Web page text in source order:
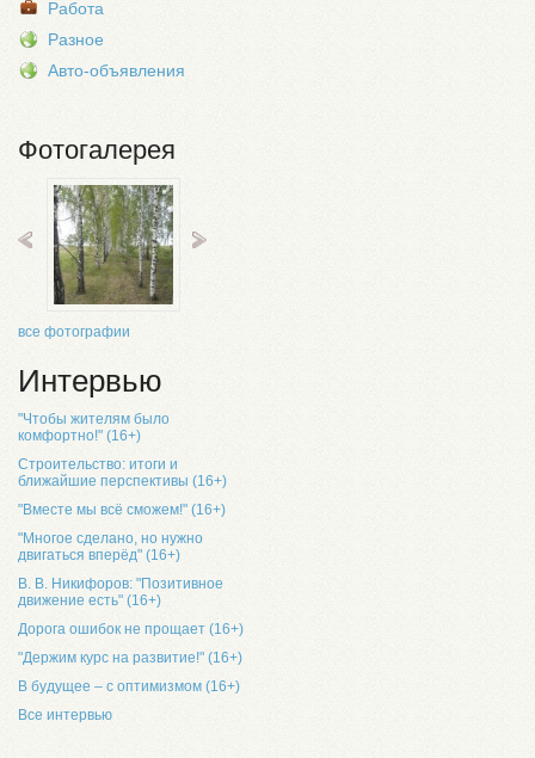
Работа
Разное
Авто-объявления
Фотогалерея
все фотографии
Интервью
"Чтобы жителям было
комфортно!" (16+)
Строительство: итоги и
ближайшие перспективы (16+)
"Вместе мы всё сможем!" (16+)
"Многое сделано, но нужно
двигаться вперёд" (16+)
В. В. Никифоров: "Позитивное
движение есть" (16+)
Дорога ошибок не прощает (16+)
"Держим курс на развитие!" (16+)
В будущее – с оптимизмом (16+)
Все интервью